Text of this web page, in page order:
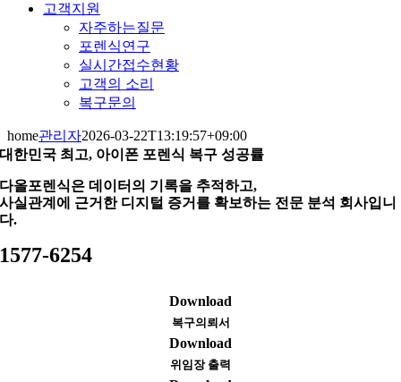
고객지원
자주하는질문
포렌식연구
실시간접수현황
고객의 소리
복구문의
home관리자2026-03-22T13:19:57+09:00
대한민국 최고, 아이폰 포렌식 복구 성공률
다올포렌식은 데이터의 기록을 추적하고,
사실관계에 근거한 디지털 증거를 확보하는 전문 분석 회사입니
다.
1577-6254
Download
복구의뢰서
Download
위임장 출력